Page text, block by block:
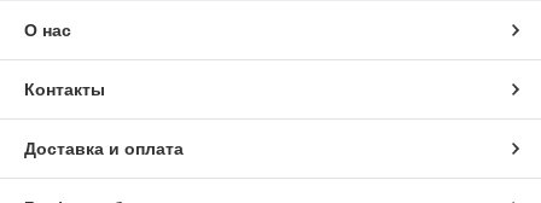
О нас
Контакты
Доставка и оплата